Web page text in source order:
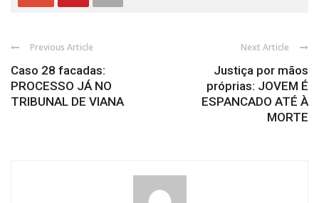
Previous Article
Caso 28 facadas:
PROCESSO JÁ NO
TRIBUNAL DE VIANA
Next Article
Justiça por mãos
próprias: JOVEM É
ESPANCADO ATÉ À
MORTE